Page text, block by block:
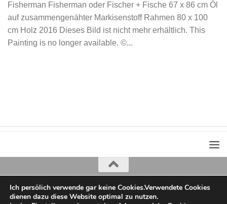
Fisherman Fisherman oder Fischer + Fische 67 x 86 cm Öl
auf zusammengenähter Markisenstoff Rahmen 80 x 100
cm Holz 2016 Dieses Bild ist nicht mehr erhältlich. This
Painting is no longer available. ©...
Iris Greiner
copyright 2022
Ich persölich verwende gar keine Cookies.Verwendete Cookies
dienen dazu diese Website optimal zu nutzen.